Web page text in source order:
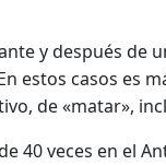
y después de
estos casos es
de «matar»,
40 veces en el